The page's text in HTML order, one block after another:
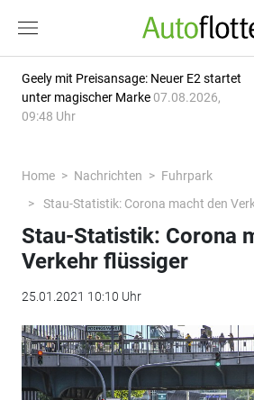
Geely mit Preisansage: Neuer E2 startet
unter magischer Marke 07.08.2026,
09:48 Uhr
Home Nachrichten
Fuhrpark
Stau-Statistik: Corona macht den
Stau-Statistik: Corona
Verkehr flüssiger
25.01.2021 10:10 Uhr